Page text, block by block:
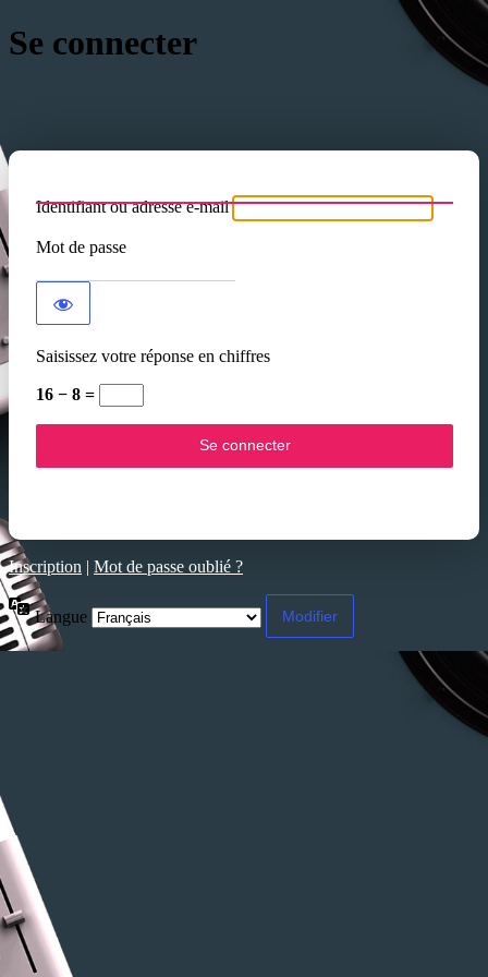
Se connecter
Identifiant ou adresse e-mail
Mot de passe
Saisissez votre réponse en chiffres
16 − 8 =
Inscription | Mot de passe oublié ?
Langue